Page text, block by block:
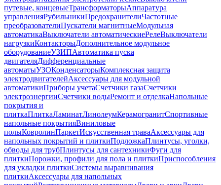
путевые, концевыеТрансформаторыАппаратура
управленияРубильникиПредохранителиЧастотные
преобразователиПускатели магнитныеМодульная
автоматикаВыключатели автоматическиеРелеВыключатели
нагрузкиКонтакторыДополнительное модульное
оборудованиеУЗИПАвтоматика пуска
двигателяДифференциальные
автоматыУЗОКонденсаторыКомплексная защита
электродвигателейАксессуары для модульной
автоматикиПриборы учетаСчетчики газаСчетчики
электроэнергииСчетчики водыРемонт и отделкаНапольные
покрытия и
плиткаПлиткаЛаминатЛинолеумКерамогранитСпортивные
напольные покрытияВиниловые
полыКовролинПаркетИскусственная траваАксессуары для
напольных покрытий и плиткиПодложкаПлинтусы, уголки,
обводы для трубПлинтусы для сантехникиФуги для
плиткиПорожки, профили для пола и плиткиПриспособления
для укладки плиткиСистемы выравнивания
плиткиАксессуары для напольных